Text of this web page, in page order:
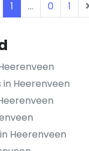
Heerenveen
Heerenveen
1 ... 0 1